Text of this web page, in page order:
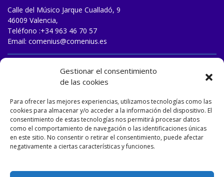
Gestionar el consentimiento
de las cookies
Para ofrecer las mejores experiencias, utilizamos tecnologías como las
cookies para almacenar y/o acceder a la información del dispositivo. El
consentimiento de estas tecnologías nos permitirá procesar datos
como el comportamiento de navegación o las identificaciones únicas
en este sitio. No consentir o retirar el consentimiento, puede afectar
negativamente a ciertas características y funciones.
Calle del Músico Jarque Cualladó, 9
46009 Valencia,
Teléfono :+34 963 46 70 57
Email: comenius@comenius.es
TRABAJA CON NOSOTROS